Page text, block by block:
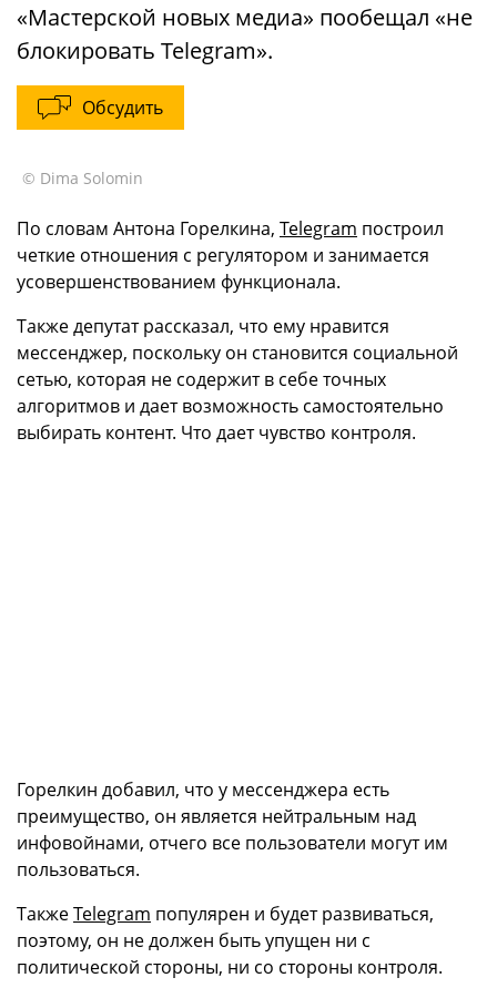
«Мастерской новых медиа» пообещал «не
блокировать Telegram».
Обсудить
© Dima Solomin
По словам Антона Горелкина, Telegram построил
четкие отношения с регулятором и занимается
усовершенствованием функционала.
Также депутат рассказал, что ему нравится
мессенджер, поскольку он становится социальной
сетью, которая не содержит в себе точных
алгоритмов и дает возможность самостоятельно
выбирать контент. Что дает чувство контроля.
Горелкин добавил, что у мессенджера есть
преимущество, он является нейтральным над
инфовойнами, отчего все пользователи могут им
пользоваться.
ТакжеTelegram популярен и будет развиваться,
поэтому, он не должен быть упущен ни с
политической стороны, ни со стороны контроля.